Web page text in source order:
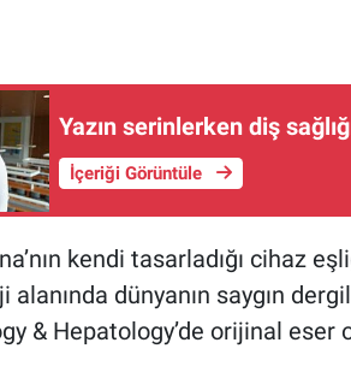
Yazın serinlerken diş
İçeriği Görüntüle
kendi tasarladığı cihaz
dünyanın saygın
& Hepatology’de orijinal eser